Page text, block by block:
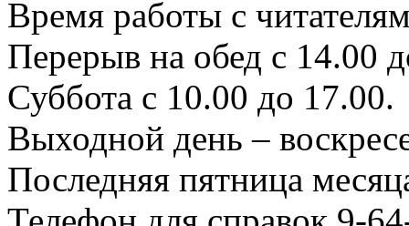
Время работы с
Перерыв на обед с 14.00
Суббота с 10.00 до 17.00.
Выходной день –
Последняя пятница